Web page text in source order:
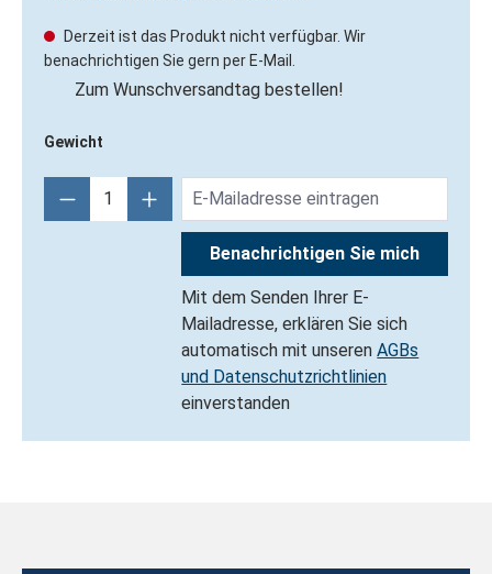
Derzeit ist das Produkt nicht verfügbar. Wir
benachrichtigen Sie gern per E-Mail.
Zum Wunschversandtag bestellen!
Gewicht
Benachrichtigen Sie mich
Mit dem Senden Ihrer E-
Mailadresse, erklären Sie sich
automatisch mit unserenAGBs
und Datenschutzrichtlinien
einverstanden